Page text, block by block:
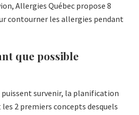
Allergies Québec propose 8
contourner les allergies pendant
que possible
puissent survenir, la planification
2 premiers concepts desquels